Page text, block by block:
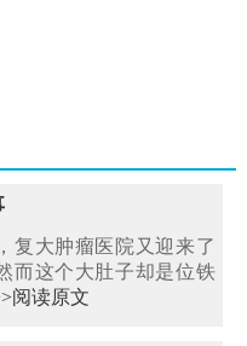
复大肿瘤医院又迎来了
而这个大肚子却是位铁
阅读原文